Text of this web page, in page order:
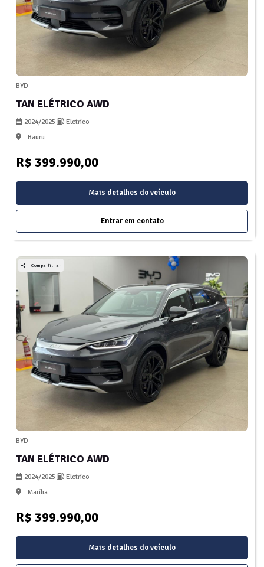
BYD
TAN ELÉTRICO AWD
2024/2025
Eletrico
Bauru
R$ 399.990,00
Mais detalhes do veículo
Entrar em contato
Compartilhar
BYD
TAN ELÉTRICO AWD
2024/2025
Eletrico
Marília
R$ 399.990,00
Mais detalhes do veículo